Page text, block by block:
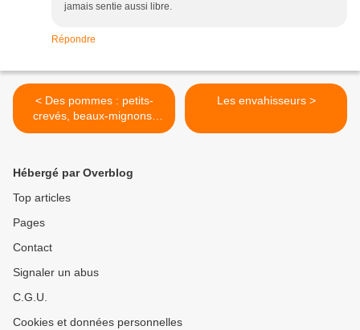
jamais sentie aussi libre.
Répondre
< Des pommes : petits-
crevés, beaux-mignons,
gommeux, cocottes, biches
Les envahisseurs >
Hébergé par Overblog
Top articles
Pages
Contact
Signaler un abus
C.G.U.
Cookies et données personnelles